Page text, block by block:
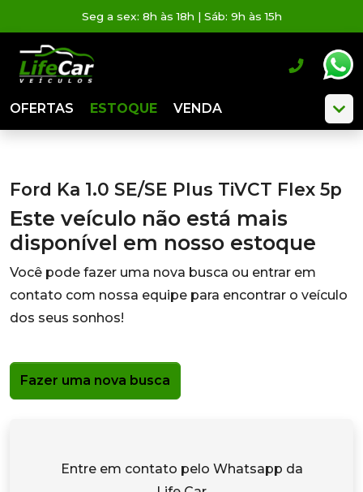
Seg a sex: 8h às 18h | Sáb: 9h às 15h
OFERTAS ESTOQUE VENDA
Ford Ka 1.0 SE/SE Plus TiVCT Flex 5p
Este veículo não está mais
disponível em nosso estoque
Você pode fazer uma nova busca ou entrar em
contato com nossa equipe para encontrar o veículo
dos seus sonhos!
Fazer uma nova busca
Entre em contato pelo Whatsapp da